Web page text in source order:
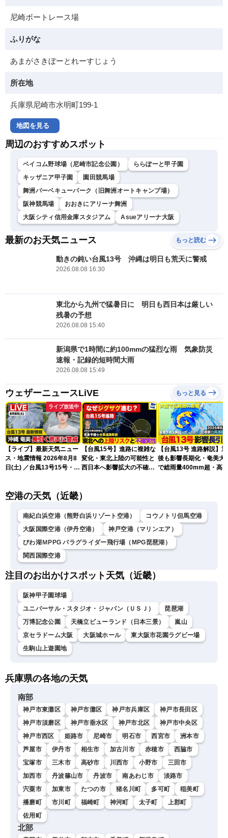
尼崎ボートレース場
ふりがな
あまがさきぼーとれーすじょう
所在地
兵庫県尼崎市水明町199-1
地図を見る
周辺のおすすめスポット
ベイコム野球場（尼崎市記念公園）
ららぽーと甲子園
キッザニア甲子園
園田競馬場
舞洲バーベキューパーク（旧舞洲オートキャンプ場）
阪神競馬場
おおきにアリーナ舞洲
大阪シティ信用金庫スタジアム
Asueアリーナ大阪
最新のお天気ニュース もっと読む
動きの鈍い台風13号 沖縄は明日も荒天に警戒
2026.08.08 16:30
東北から九州で猛暑日に 明日も西日本は厳しい
残暑の予想
2026.08.08 15:40
新潟県で1時間に約100mmの猛烈な雨 気象防災
速報・記録的短時間大雨
2026.08.08 15:49
ウェザーニュースLiVE もっと見る
ライブ放送中
【ライブ】最新天気ニュー
ス・地震情報 2026年8月8
日(土) ／台風13号15号・ゲ
ニュースLiVEイブニング・
【台風15号】進路に複雑な
変化・東北上陸の可能性と
西日本へ影響拡大の不確実
【台風13号 進路解説】
後も影響長期化・奄美大
で総雨量400mm超・高波
空港の天気（近畿）
南紀白浜空港（熊野白浜リゾート空港）
コウノトリ但馬空港
大阪国際空港（伊丹空港）
神戸空港（マリンエア）
びわ湖ＭPPG パラグライダー飛行場（MPG琵琶湖）
関西国際空港
注目のお出かけスポット天気（近畿）
阪神甲子園球場
ユニバーサル・スタジオ・ジャパン（ＵＳＪ）
琵琶湖
万博記念公園
天橋立ビューランド（日本三景）
嵐山
京セラドーム大阪
大阪城ホール
東大阪市花園ラグビー場
生駒山上遊園地
兵庫県の各地の天気
南部
神戸市東灘区 神戸市灘区 神戸市兵庫区
神戸市長田区
神戸市須磨区
神戸市垂水区 神戸市北区
神戸市中央区
神戸市西区
姫路市 尼崎市 明石市 西宮市
洲本市
芦屋市
伊丹市 相生市 加古川市 赤穂市
西脇市
宝塚市
三木市 高砂市 川西市 小野市
三田市
加西市
丹波篠山市 丹波市 南あわじ市
淡路市
宍粟市
加東市 たつの市 猪名川町 多可町
稲美町
播磨町
市川町 福崎町 神河町 太子町
上郡町
佐用町
北部